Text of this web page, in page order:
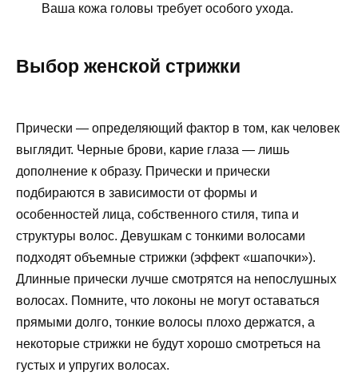
Ваша кожа головы требует особого ухода.
Выбор женской стрижки
Прически — определяющий фактор в том, как человек
выглядит. Черные брови, карие глаза — лишь
дополнение к образу. Прически и прически
подбираются в зависимости от формы и
особенностей лица, собственного стиля, типа и
структуры волос. Девушкам с тонкими волосами
подходят объемные стрижки (эффект «шапочки»).
Длинные прически лучше смотрятся на непослушных
волосах. Помните, что локоны не могут оставаться
прямыми долго, тонкие волосы плохо держатся, а
некоторые стрижки не будут хорошо смотреться на
густых и упругих волосах.